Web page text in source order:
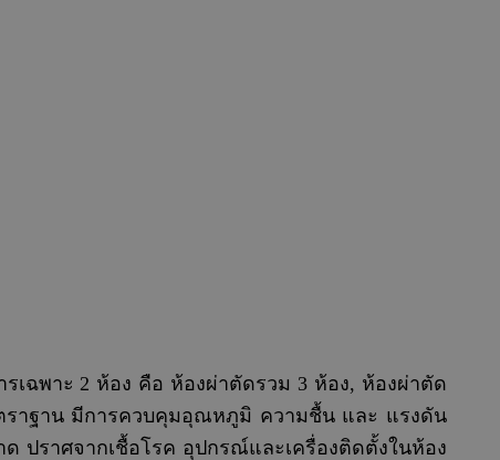
เฉพาะ 2 ห้อง คือ ห้องผ่าตัดรวม 3 ห้อง, ห้องผ่าตัด
ราฐาน มีการควบคุมอุณหภูมิ ความชื้น และ แรงดัน
ปราศจากเชื้อโรค อุปกรณ์และเครื่องติดตั้งในห้อง